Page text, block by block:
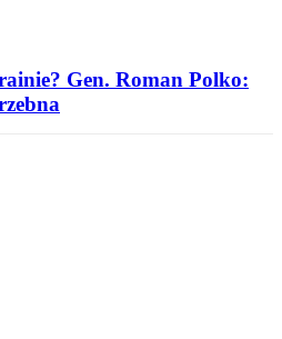
Gen. Roman Polko: